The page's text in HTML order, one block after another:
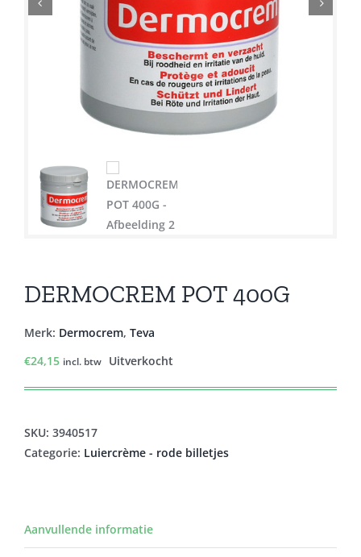
DERMOCREM POT 400G
Merk: Dermocrem, Teva
€24,15 incl. btw Uitverkocht
SKU: 3940517
Categorie: Luiercrème - rode billetjes
Aanvullende informatie